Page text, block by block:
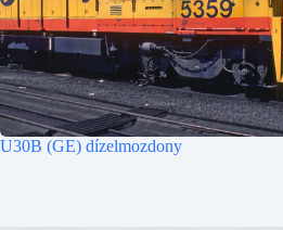
U30B (GE) dízelmozdony